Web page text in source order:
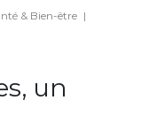
& Bien-être |
un